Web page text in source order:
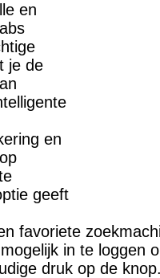
en
je de
en
geeft
favoriete
in te loggen
druk op de